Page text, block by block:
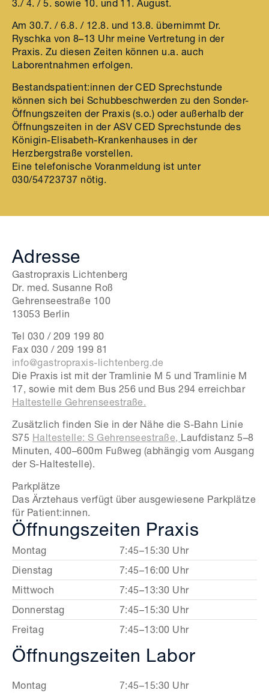
3./ 4. / 5. sowie 10. und 11. August.
Am 30.7. / 6.8. / 12.8. und 13.8. übernimmt Dr.
Ryschka von 8–13 Uhr meine Vertretung in der
Praxis. Zu diesen Zeiten können u.a. auch
Laborentnahmen erfolgen.
Bestandspatient:innen der CED Sprechstunde
können sich bei Schubbeschwerden zu den Sonder-
Öffnungszeiten der Praxis (s.o.) oder außerhalb der
Öffnungszeiten in der ASV CED Sprechstunde des
Königin-Elisabeth-Krankenhauses in der
Herzbergstraße vorstellen.
Eine telefonische Voranmeldung ist unter
030/54723737 nötig.
Adresse
Gastropraxis Lichtenberg
Dr. med. Susanne Roß
Gehrenseestraße 100
13053 Berlin
Tel 030 / 209 199 80
Fax 030 / 209 199 81
info@gastropraxis-lichtenberg.de
Die Praxis ist mit der Tramlinie M 5 und Tramlinie M
17, sowie mit dem Bus 256 und Bus 294 erreichbar
Haltestelle Gehrenseestraße.
Zusätzlich finden Sie in der Nähe die S-Bahn Linie
S75 Haltestelle: S Gehrenseestraße, Laufdistanz 5–8
Minuten, 400–600m Fußweg (abhängig vom Ausgang
der S-Haltestelle).
Parkplätze
Das Ärztehaus verfügt über ausgewiesene Parkplätze
für Patient:innen.
Öffnungszeiten Praxis
Montag
7:45–15:30 Uhr
Dienstag
7:45–16:00 Uhr
Mittwoch
7:45–13:30 Uhr
Donnerstag
7:45–15:30 Uhr
Freitag
7:45–13:00 Uhr
Öffnungszeiten Labor
Montag
7:45–15:30 Uhr